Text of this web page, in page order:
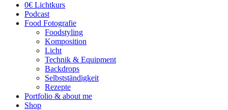
0€ Lichtkurs
Podcast
Food Fotografie
Foodstyling
Komposition
Licht
Technik & Equipment
Backdrops
Selbstständigkeit
Rezepte
Portfolio & about me
Shop